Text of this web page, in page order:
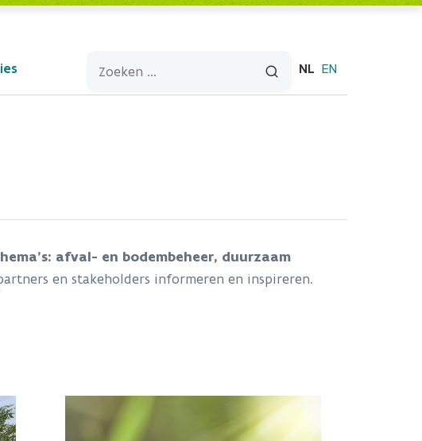
NL EN
afval- en bodembeheer, duurzaam
en stakeholders informeren en inspireren.